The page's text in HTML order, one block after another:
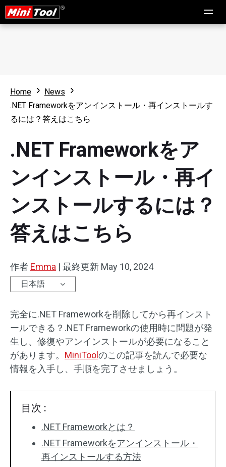
Home
News
.NET Frameworkをアンインストール・再インストールす
るには？答えはこちら
.NET Frameworkをア
ンインストール・再イ
ンストールするには？
答えはこちら
作者 Emma | 最終更新 May 10, 2024
日本語
完全に.NET Frameworkを削除してから再インスト
ールできる？.NET Frameworkの使用時に問題が発
生し、修復やアンインストールが必要になること
があります。 MiniToolのこの記事を読んで必要な
情報を入手し、手順を完了させましょう。
目次 :
.NET Frameworkとは？
.NET Frameworkをアンインストール・
再インストールする方法